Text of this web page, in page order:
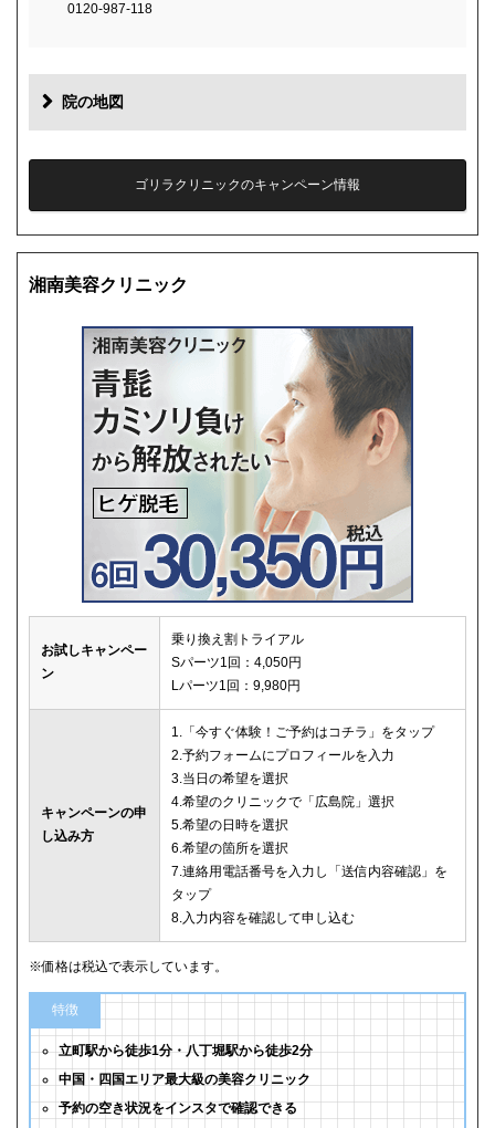
0120-987-118
院の地図
ゴリラクリニックのキャンペーン情報
湘南美容クリニック
お試しキャンペー
ン
乗り換え割トライアル
Sパーツ1回：4,050円
Lパーツ1回：9,980円
キャンペーンの申
し込み方
1.「今すぐ体験！ご予約はコチラ」をタップ
2.予約フォームにプロフィールを入力
3.当日の希望を選択
4.希望のクリニックで「広島院」選択
5.希望の日時を選択
6.希望の箇所を選択
7.連絡用電話番号を入力し「送信内容確認」を
タップ
8.入力内容を確認して申し込む
※価格は税込で表示しています。
特徴
立町駅から徒歩1分・八丁堀駅から徒歩2分
中国・四国エリア最大級の美容クリニック
予約の空き状況をインスタで確認できる